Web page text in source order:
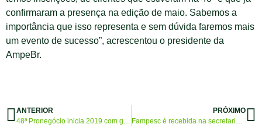
confirmaram a presença na edição de maio. Sabemos a
importância que isso representa e sem dúvida faremos mais
um evento de sucesso”, acrescentou o presidente da
AmpeBr.
ANTERIOR
48ª Pronegócio inicia 2019 com grandes oportunidades
PRÓXIMO
Fampesc é recebida na secretaria de Desenvolvimento Econômico Sustentável e Turismo